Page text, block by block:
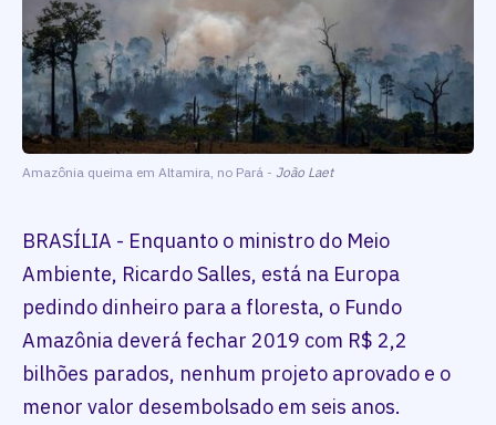
Amazônia queima em Altamira, no Pará - João Laet
BRASÍLIA - Enquanto o ministro do Meio
Ambiente, Ricardo Salles, está na Europa
pedindo dinheiro para a floresta, o Fundo
Amazônia deverá fechar 2019 com R$ 2,2
bilhões parados, nenhum projeto aprovado e o
menor valor desembolsado em seis anos.